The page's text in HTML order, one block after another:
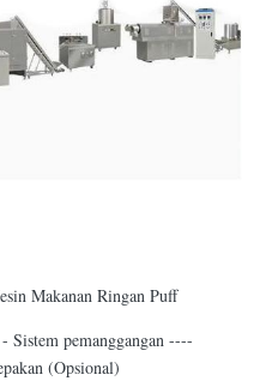
Makanan Ringan Puff
Sistem pemanggangan ----
(Opsional)